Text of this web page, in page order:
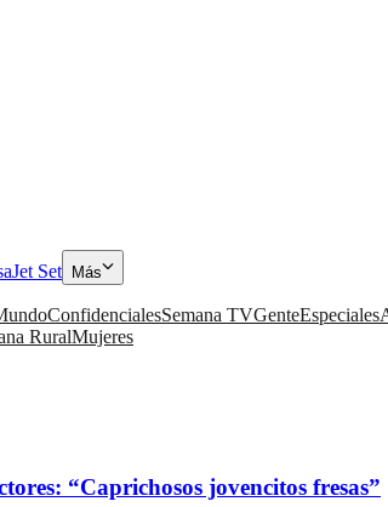
Jet Set Más
ConfidencialesSemana TVGenteEspeciales
RuralMujeres
“Caprichosos jovencitos fresas”